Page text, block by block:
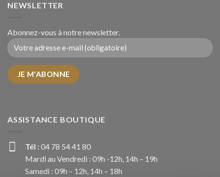
NEWSLETTER
Abonnez-vous à notre newsletter.
ASSISTANCE BOUTIQUE
Tél : 04 78 54 41 80
Mardi au Vendredi : 09h -12h, 14h – 19h
Samedi : 09h – 12h, 14h – 18h